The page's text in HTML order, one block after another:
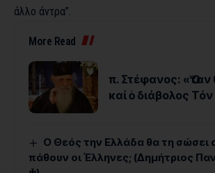
άλλο άντρα”.
More Read
π. Στέφανος: «Ὅταν
καί ὁ διάβολος
Ο Θεός την Ελλάδα θα τη σώσει
πάθουν οι Έλληνες; (Δημήτριος